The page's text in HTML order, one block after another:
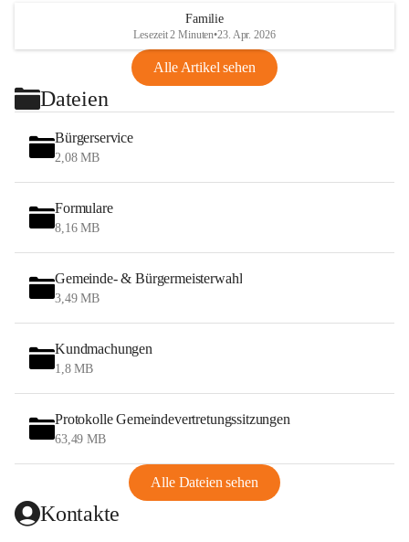
Familie
Lesezeit 2 Minuten•23. Apr. 2026
Alle Artikel sehen
Dateien
Bürgerservice
2,08 MB
Formulare
8,16 MB
Gemeinde- & Bürgermeisterwahl
3,49 MB
Kundmachungen
1,8 MB
Protokolle Gemeindevertretungssitzungen
63,49 MB
Alle Dateien sehen
Kontakte